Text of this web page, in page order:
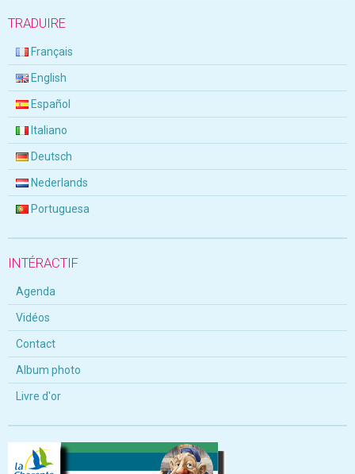
TRADUIRE
Français
English
Español
Italiano
Deutsch
Nederlands
Portuguesa
INTÉRACTIF
Agenda
Vidéos
Contact
Album photo
Livre d'or